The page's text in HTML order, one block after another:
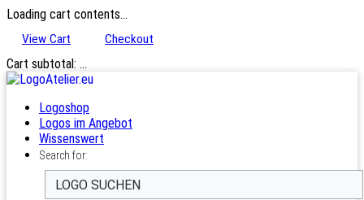
Loading cart contents...
View Cart Checkout
Cart subtotal: …
Logoshop
Logos im Angebot
Wissenswert
Search for: